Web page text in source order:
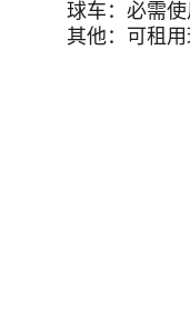
球车：必需使
其他：可租